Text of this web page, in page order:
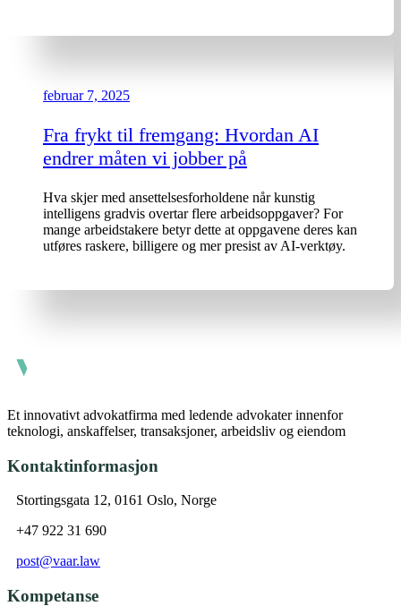
februar 7, 2025
Fra frykt til fremgang: Hvordan AI
endrer måten vi jobber på
Hva skjer med ansettelsesforholdene når kunstig
intelligens gradvis overtar flere arbeidsoppgaver? For
mange arbeidstakere betyr dette at oppgavene deres kan
utføres raskere, billigere og mer presist av AI-verktøy.
Et innovativt advokatfirma med ledende advokater innenfor
teknologi, anskaffelser, transaksjoner, arbeidsliv og eiendom
Kontaktinformasjon
Stortingsgata 12, 0161 Oslo, Norge
+47 922 31 690
post@vaar.law
Kompetanse